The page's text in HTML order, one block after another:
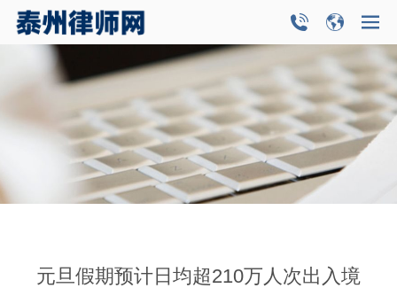
元旦假期预计日均超210万人次出入境